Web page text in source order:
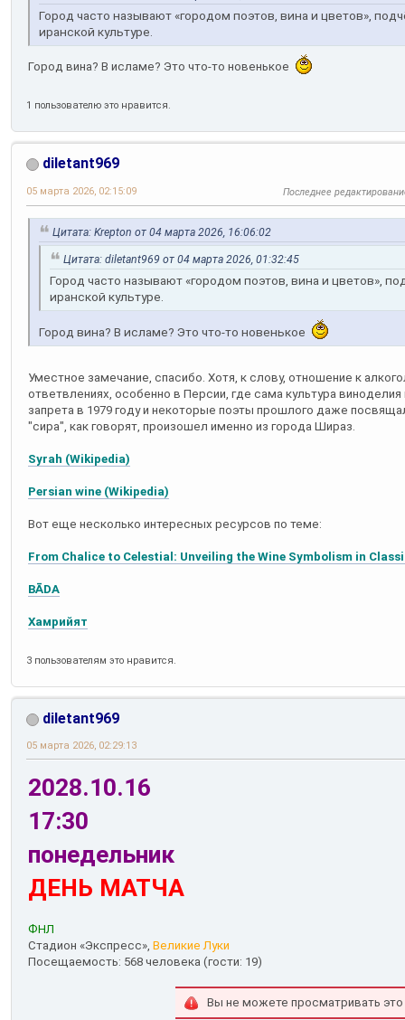
Город часто называют «городом поэтов, вина и цветов»,
иранской культуре.
Город вина? В исламе? Это что-то новенькое
1 пользователю это нравится.
diletant969
05 марта 2026, 02:15:09 Последнее
Цитата: Krepton от 04 марта 2026, 16:06:02
Цитата: diletant969 от 04 марта 2026, 01:32:45
Город часто называют «городом поэтов, вина и цветов»,
иранской культуре.
Город вина? В исламе? Это что-то новенькое
Уместное замечание, спасибо. Хотя, к слову, отношение к
ответвлениях, особенно в Персии, где сама культура
запрета в 1979 году и некоторые поэты прошлого даже
"сира", как говорят, произошел именно из города Шираз.
Syrah (Wikipedia)
Persian wine (Wikipedia)
Вот еще несколько интересных ресурсов по теме:
From Chalice to Celestial: Unveiling the Wine Symbolism in
BĀDA
Хамрийят
3 пользователям это нравится.
diletant969
05 марта 2026, 02:29:13
2028.10.16
17:30
понедельник
ДЕНЬ МАТЧА
ФНЛ
Стадион «Экспресс», Великие Луки
Посещаемость: 568 человека (гости: 19)
Вы не можете просматривать